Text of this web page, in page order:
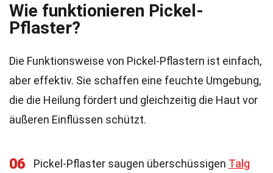
Wie funktionieren Pickel-
Pflaster?
Die Funktionsweise von Pickel-Pflastern ist einfach,
aber effektiv. Sie schaffen eine feuchte Umgebung,
die die Heilung fördert und gleichzeitig die Haut vor
äußeren Einflüssen schützt.
06 Pickel-Pflaster saugen überschüssigen Talg